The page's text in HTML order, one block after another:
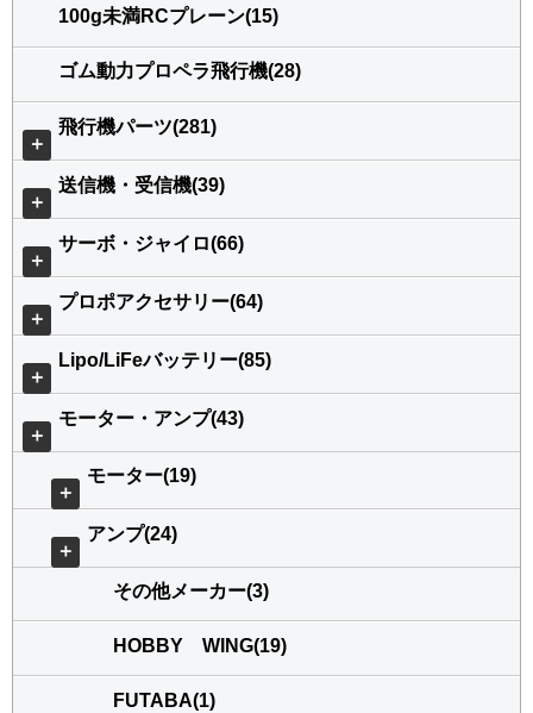
100g未満RCプレーン(15)
ゴム動力プロペラ飛行機(28)
＋
飛行機パーツ(281)
＋
送信機・受信機(39)
＋
サーボ・ジャイロ(66)
＋
プロポアクセサリー(64)
＋
Lipo/LiFeバッテリー(85)
＋
モーター・アンプ(43)
＋
モーター(19)
＋
アンプ(24)
その他メーカー(3)
HOBBY WING(19)
FUTABA(1)